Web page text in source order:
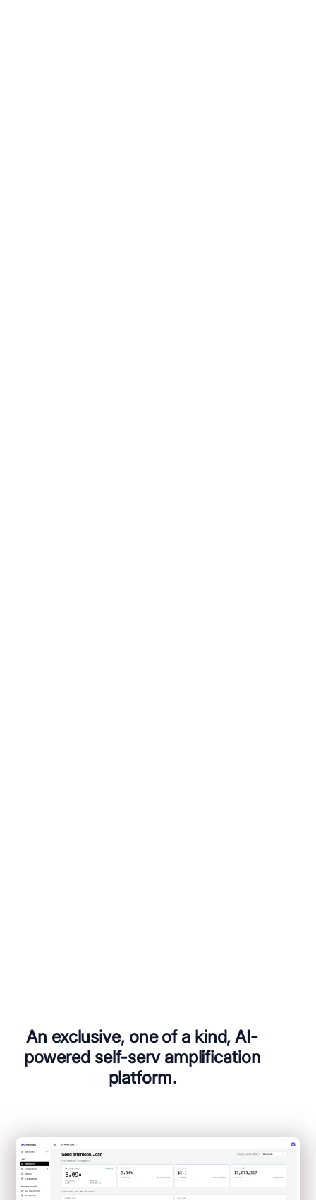
An exclusive, one of a kind, AI-
powered self-serv amplification
platform.